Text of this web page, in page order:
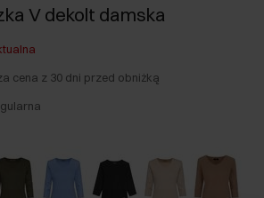
V dekolt damska
cena z 30 dni przed obniżką